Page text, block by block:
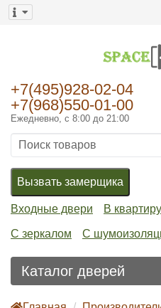
+7(495)928-02-04
+7(968)550-01-00
Ежедневно, с 8:00 до 21:00
Вызвать замерщика
Входные двери В квартиру
С зеркалом С
Каталог дверей